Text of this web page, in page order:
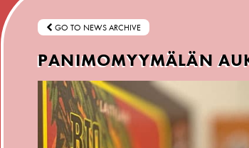
GO TO NEWS ARCHIVE
PANIMOMYYMÄLÄN